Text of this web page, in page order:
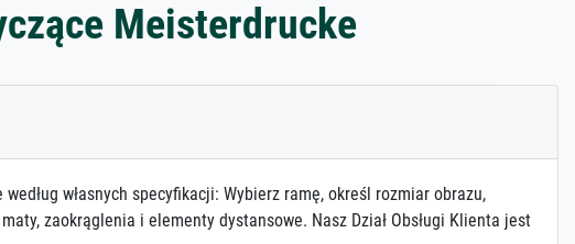
Meisterdrucke
własnych specyfikacji: Wybierz ramę, określ rozmiar obrazu,
zaokrąglenia i elementy dystansowe. Nasz Dział Obsługi Klienta jest